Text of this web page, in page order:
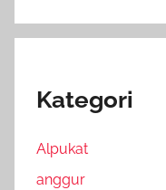
Kategori
Alpukat
anggur